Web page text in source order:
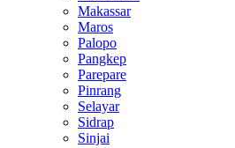
Makassar
Maros
Palopo
Pangkep
Parepare
Pinrang
Selayar
Sidrap
Sinjai